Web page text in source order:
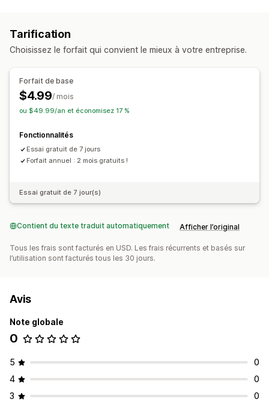
Position personnalisée
Animations
Récurrent
Minute fixe
Ponctuel
Promotion à durée limitée
Événement spécial
Tarification
Choisissez le forfait qui convient le mieux à votre entreprise.
Forfait de base
$4.99/ mois
ou $49.99/an et économisez 17 %
Fonctionnalités
Essai gratuit de 7 jours
Forfait annuel : 2 mois gratuits !
Essai gratuit de 7 jour(s)
Contient du texte traduit automatiquement Afficher l’original
Tous les frais sont facturés en USD. Les frais récurrents et basés sur
l’utilisation sont facturés tous les 30 jours.
Avis
Note globale
0
5
0
4
0
3
0